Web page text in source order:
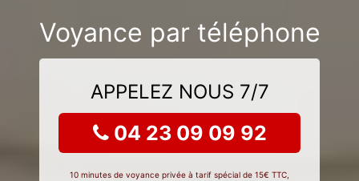
Voyance par téléphone
APPELEZ NOUS 7/7
04 23 09 09 92
10 minutes de voyance privée à tarif spécial de 15€ TTC,